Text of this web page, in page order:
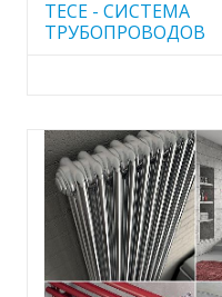
TECE - CИСТЕМА
ТРУБОПРОВОДОВ